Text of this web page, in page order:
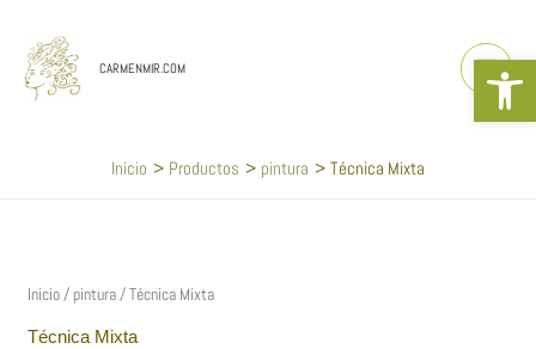
contenido
CARMENMIR.COM
Inicio Productos pintura Técnica Mixta
Inicio/ pintura/ Técnica Mixta
Técnica Mixta
Abrir